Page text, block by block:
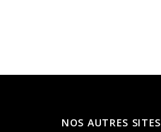
NOS AUTRES SITES